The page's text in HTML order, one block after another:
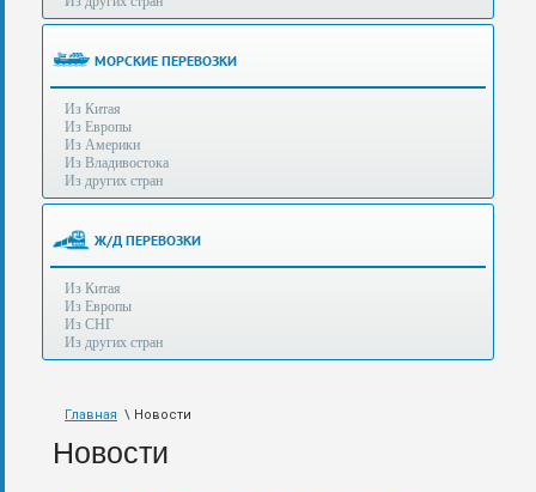
8:00
до
21:30)
Таможенное
оформление
грузов
аэропортах
Москвы
Шереметьево,
Внуково,
также
авиа,
железной
МОРСКИЕ ПЕРЕВОЗКИ
Из Китая
Из Европы
Из Америки
Из Владивостока
Из других стран
Ж/Д ПЕРЕВОЗКИ
Из Китая
Из Европы
Из СНГ
Из других стран
Главная \ Новости
Новости